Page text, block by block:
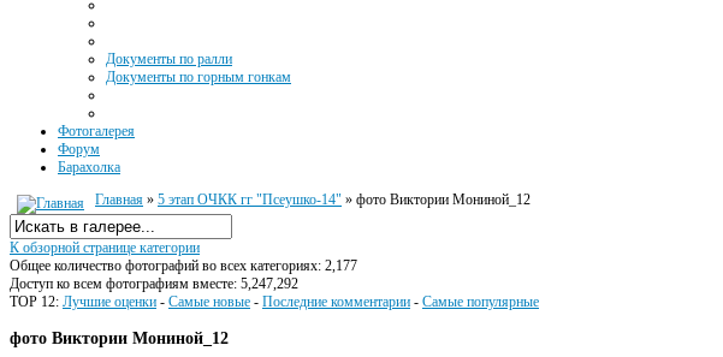
Документы по ралли
Документы по горным гонкам
Фотогалерея
Форум
Барахолка
Главная » 5 этап ОЧКК гг "Псеушко-14" » фото Виктории Мониной_12
К обзорной странице категории
Общее количество фотографий во всех категориях: 2,177
Доступ ко всем фотографиям вместе: 5,247,292
TOP 12: Лучшие оценки - Самые новые - Последние комментарии - Самые популярные
фото Виктории Мониной_12